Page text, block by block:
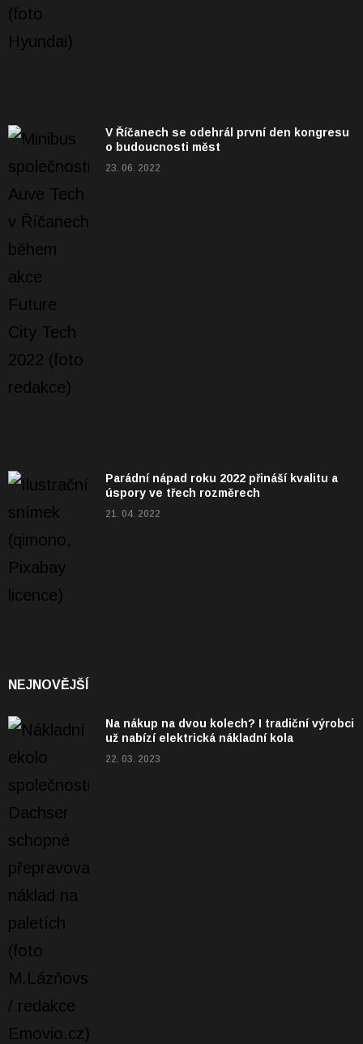
V Říčanech se odehrál první den kongresu
o budoucnosti měst
23. 06. 2022
Parádní nápad roku 2022 přináší kvalitu a
úspory ve třech rozměrech
21. 04. 2022
NEJNOVĚJŠÍ
Na nákup na dvou kolech? I tradiční výrobci
už nabízí elektrická nákladní kola
22. 03. 2023